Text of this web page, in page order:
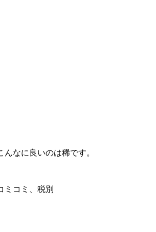
なに良いのは稀です。
ミコミ、税別